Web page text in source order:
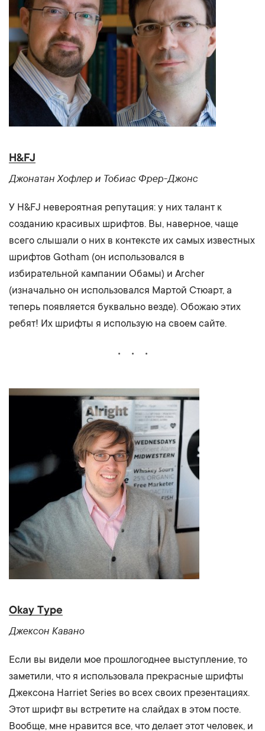
H&FJ
Джонатан Хофлер и Тобиас Фрер-Джонс
У H&FJ невероятная репутация: у них талант к
созданию красивых шрифтов. Вы, наверное, чаще
всего слышали о них в контексте их самых известных
шрифтов Gotham (он использовался в
избирательной кампании Обамы) и Archer
(изначально он использовался Мартой Стюарт, а
теперь появляется буквально везде). Обожаю этих
ребят! Их шрифты я использую на своем сайте.
Okay Type
Джексон Кавано
Если вы видели мое прошлогоднее выступление, то
заметили, что я использовала прекрасные шрифты
Джексона Harriet Series во всех своих презентациях.
Этот шрифт вы встретите на слайдах в этом посте.
Вообще, мне нравится все, что делает этот человек, и